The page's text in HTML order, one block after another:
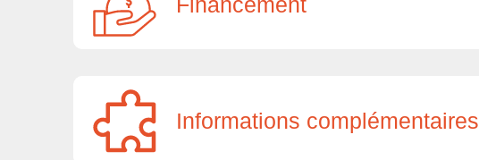
Informations complémentaires